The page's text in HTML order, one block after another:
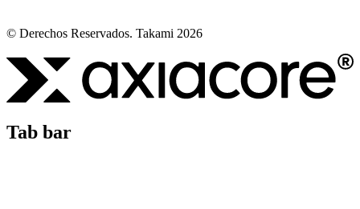
© Derechos Reservados. Takami 2026
Tab bar